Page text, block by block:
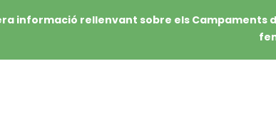
informació rellenvant sobre els Campaments